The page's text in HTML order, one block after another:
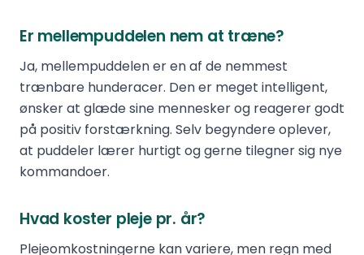
Er mellempuddelen nem at træne?
Ja, mellempuddelen er en af de nemmest
trænbare hunderacer. Den er meget intelligent,
ønsker at glæde sine mennesker og reagerer godt
på positiv forstærkning. Selv begyndere oplever,
at puddeler lærer hurtigt og gerne tilegner sig nye
kommandoer.
Hvad koster pleje pr. år?
Plejeomkostningerne kan variere, men regn med